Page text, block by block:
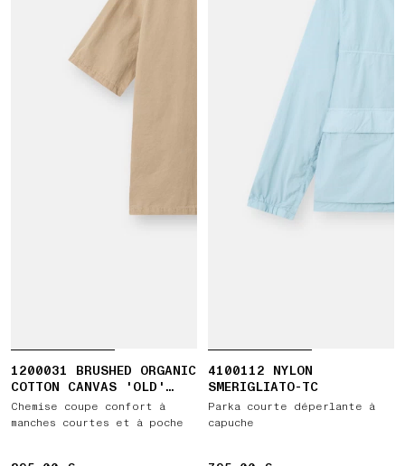
1200031 BRUSHED ORGANIC
COTTON CANVAS 'OLD'
EFFECT
Chemise coupe confort à
manches courtes et à poche
4100112 NYLON
SMERIGLIATO-TC
Parka courte déperlante à
capuche